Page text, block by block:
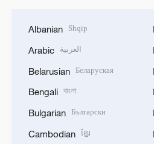
Albanian Shqip
Arabic العربية
Belarusian Беларуская
Bengali বাংলা
Bulgarian Български
Cambodian ខ្មែរ